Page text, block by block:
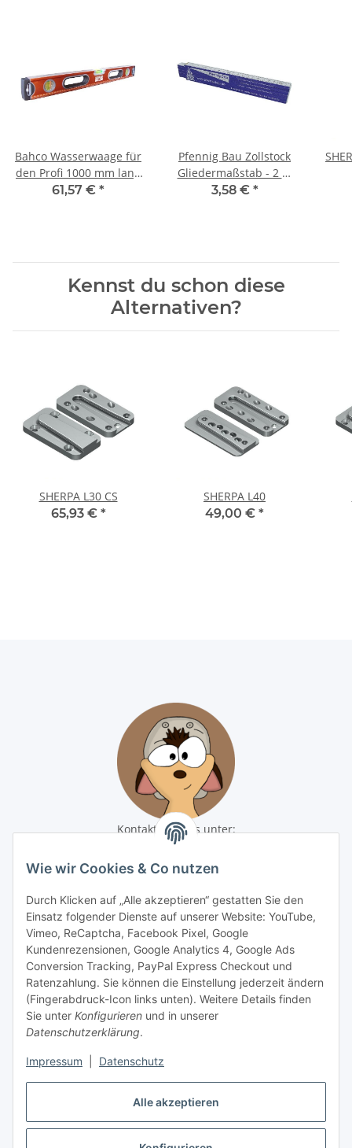
Alle akzeptieren
Wie wir Cookies & Co nutzen
Durch Klicken auf „Alle akzeptieren“ gestatten Sie den
Einsatz folgender Dienste auf unserer Website: YouTube,
Vimeo, ReCaptcha, Facebook Pixel, Google
Kundenrezensionen, Google Analytics 4, Google Ads
Conversion Tracking, PayPal Express Checkout und
Ratenzahlung. Sie können die Einstellung jederzeit ändern
(Fingerabdruck-Icon links unten). Weitere Details finden
Sie unter Konfigurieren und in unserer
Datenschutzerklärung.
Impressum Datenschutz
Bahco Wasserwaage für
den Profi 1000 mm lang
mit 3 Libellen
61,57 € *
Pfennig Bau Zollstock
Gliedermaßstab - 2 m
Meterstab
3,58 € *
Kennst du schon diese
Alternativen?
SHERPA L30 CS
65,93 € *
SHERPA L40
49,00 € *
Kontaktiere uns unter:
shop@baunativ.de
+49 3435 66699899
Gesetzliche Informationen
Zahlungsmöglichkeiten